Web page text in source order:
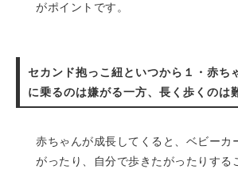
がポイントです。
セカンド抱っこ紐といつから１・赤ち
に乗るのは嫌がる一方、長く歩くのは
赤ちゃんが成長してくると、ベビーカ
がったり、自分で歩きたがったりする